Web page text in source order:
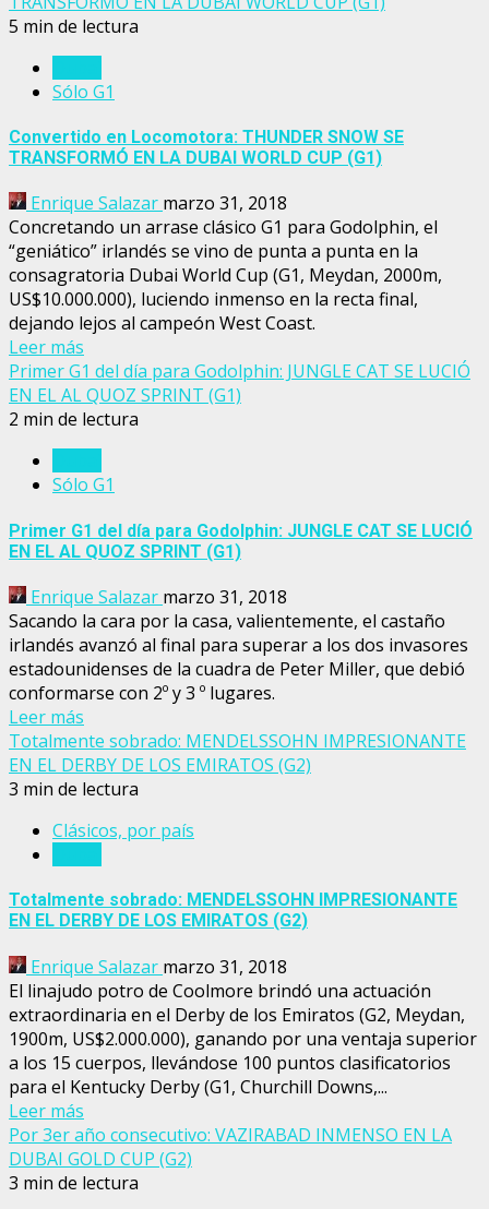
5 min de lectura
Sólo G1
Convertido en Locomotora: THUNDER SNOW SE
TRANSFORMÓ EN LA DUBAI WORLD CUP (G1)
Enrique Salazar marzo 31, 2018
Concretando un arrase clásico G1 para Godolphin, el
“geniático” irlandés se vino de punta a punta en la
consagratoria Dubai World Cup (G1, Meydan, 2000m,
US$10.000.000), luciendo inmenso en la recta final,
dejando lejos al campeón West Coast.
Leer más
Primer G1 del día para Godolphin: JUNGLE CAT SE LUCIÓ
EN EL AL QUOZ SPRINT (G1)
2 min de lectura
Sólo G1
Primer G1 del día para Godolphin: JUNGLE CAT SE LUCIÓ
EN EL AL QUOZ SPRINT (G1)
Enrique Salazar marzo 31, 2018
Sacando la cara por la casa, valientemente, el castaño
irlandés avanzó al final para superar a los dos invasores
estadounidenses de la cuadra de Peter Miller, que debió
conformarse con 2º y 3 º lugares.
Leer más
Totalmente sobrado: MENDELSSOHN IMPRESIONANTE
EN EL DERBY DE LOS EMIRATOS (G2)
3 min de lectura
Clásicos, por país
Totalmente sobrado: MENDELSSOHN IMPRESIONANTE
EN EL DERBY DE LOS EMIRATOS (G2)
Enrique Salazar marzo 31, 2018
El linajudo potro de Coolmore brindó una actuación
extraordinaria en el Derby de los Emiratos (G2, Meydan,
1900m, US$2.000.000), ganando por una ventaja superior
a los 15 cuerpos, llevándose 100 puntos clasificatorios
para el Kentucky Derby (G1, Churchill Downs,...
Leer más
Por 3er año consecutivo: VAZIRABAD INMENSO EN LA
DUBAI GOLD CUP (G2)
3 min de lectura